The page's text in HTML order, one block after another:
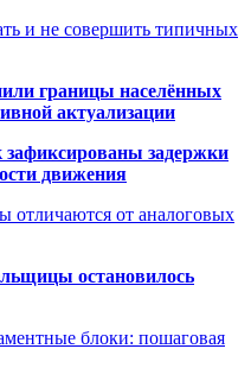
и не совершить типичных
границы населённых
актуализации
задержки
движения
отличаются от аналоговых
остановилось
блоки: пошаговая